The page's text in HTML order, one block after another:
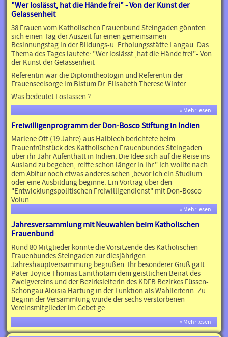
"Wer loslässt, hat die Hände frei" - Von der Kunst der
Gelassenheit
38 Frauen vom Katholischen Frauenbund Steingaden gönnten
sich einen Tag der Auszeit für einen gemeinsamen
Besinnungstag in der Bildungs-u. Erholungsstätte Langau. Das
Thema des Tages lautete: "Wer loslässt ,hat die Hände frei"- Von
der Kunst der Gelassenheit
Referentin war die Diplomtheologin und Referentin der
Frauenseelsorge im Bistum Dr. Elisabeth Therese Winter.
Was bedeutet Loslassen ?
» Mehr lesen
Freiwilligenprogramm der Don-Bosco Stiftung in Indien
Marlene Ott (19 Jahre) aus Halblech berichtete beim
Frauenfrühstück des Katholischen Frauenbundes Steingaden
über ihr Jahr Aufenthalt in Indien. Die Idee sich auf die Reise ins
Ausland zu begeben, reifte schon länger in ihr." Ich wollte nach
dem Abitur noch etwas anderes sehen ,bevor ich ein Studium
oder eine Ausbildung beginne. Ein Vortrag über den
"Entwicklungspolitischen Freiwilligendienst" mit Don-Bosco
Volun
» Mehr lesen
Jahresversammlung mit Neuwahlen beim Katholischen
Frauenbund
Rund 80 Mitglieder konnte die Vorsitzende des Katholischen
Frauenbundes Steingaden zur diesjährigen
Jahreshauptversammung begrüßen. Ihr besonderer Gruß galt
Pater Joyice Thomas Lanithotam dem geistlichen Beirat des
Zweigvereins und der Bezirksleiterin des KDFB Bezirkes Füssen-
Schongau Aloisia Hartung in der Funktion als Wahlleiterin. Zu
Beginn der Versammlung wurde der sechs verstorbenen
Vereinsmitglieder im Gebet ge
» Mehr lesen